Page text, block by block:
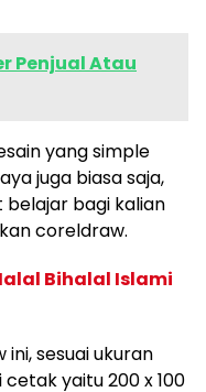
Penjual Atau
yang simple
juga biasa saja,
belajar bagi kalian
coreldraw.
Bihalal Islami
sesuai ukuran
yaitu 200 x 100